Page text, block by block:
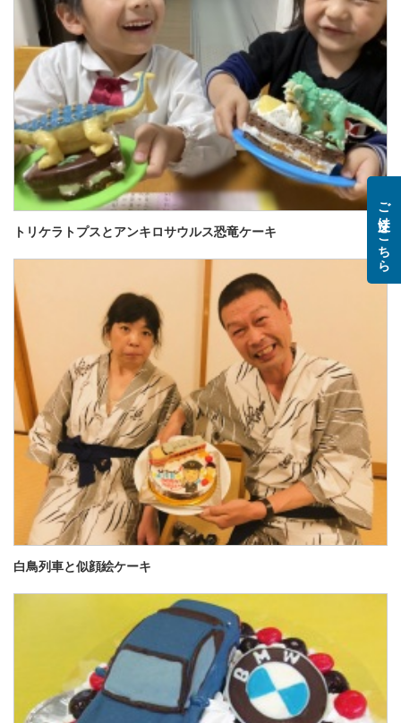
トリケラトプスとアンキロサウルス恐竜ケーキ
白鳥列車と似顔絵ケーキ
ご注文はこちら